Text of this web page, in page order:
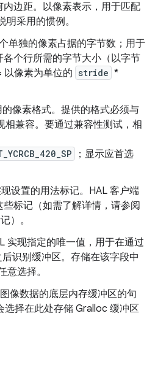
边距。以像素表示，用于匹配
采用的惯例。
单独的像素占据的字节数；用于
个行所需的字节大小（以字节
以像素为单位的 stride *
的像素格式。提供的格式必须与
相兼容。要通过兼容性测试，相
；显示应首选
现设置的用法标记。HAL 客户端
标记（如需了解详情，请参阅
）。
实现指定的唯一值，用于在通过
识别缓冲区。存储在该字段中
意选择。
图像数据的底层内存缓冲区的句
选择在此处存储 Gralloc 缓冲区